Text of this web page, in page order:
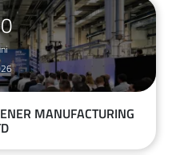
MANUFACTURING